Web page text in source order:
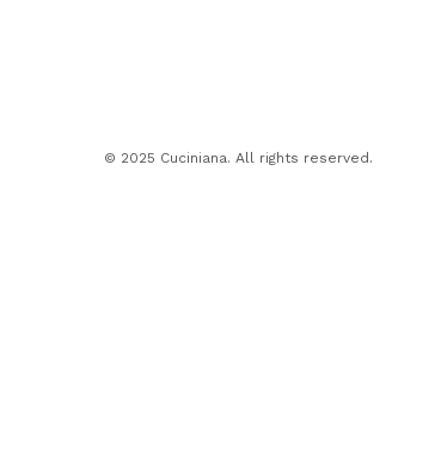
© 2025 Cuciniana. All rights reserved.